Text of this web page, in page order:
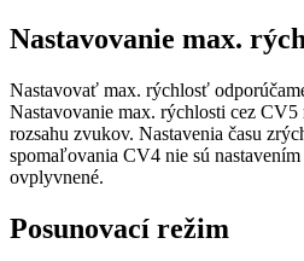
Nastavovanie max.
Nastavovať max. rýchlosť
Nastavovanie max. rýchlosti cez CV5
rozsahu zvukov. Nastavenia času
spomaľovania CV4 nie sú
ovplyvnené.
Posunovací režim